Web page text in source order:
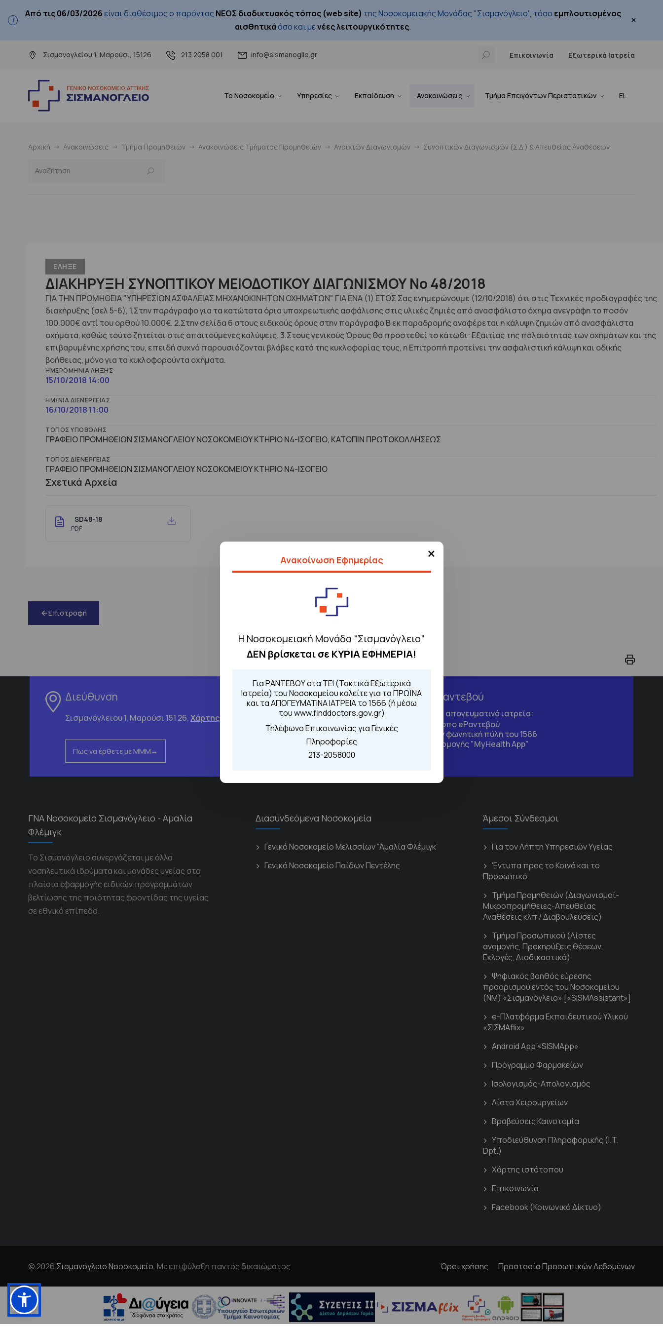
Από τις 06/03/2026 είναι διαθέσιμος ο παρόντας ΝΕΟΣ διαδικτυακός τόπος (web site) της Νοσοκομειακής Μονάδας "Σισμανόγλειο", τόσο εμπλουτισμένος
αισθητικάόσο και μενέες λειτουργικότητες. ×
Σισμανογλείου 1, Μαρούσι, 15126 213 2058 001 info@sismanoglio.gr Επικοινωνία Εξωτερικά Ιατρεία
Το Νοσοκομείο Υπηρεσίες Εκπαίδευση Ανακοινώσεις Τμήμα Επειγόντων Περιστατικών EL
×
Ανακοίνωση Εφημερίας
Η Νοσοκομειακή Μονάδα “Σισμανόγλειο”
ΔΕΝ βρίσκεται σε ΚΥΡΙΑ ΕΦΗΜΕΡΙΑ!
Για ΡΑΝΤΕΒΟΥ στα ΤΕΙ (Τακτικά Εξωτερικά
Ιατρεία) του Νοσοκομείου καλείτε για τα ΠΡΩΪΝΑ
και τα ΑΠΟΓΕΥΜΑΤΙΝΑ ΙΑΤΡΕΙΑ το 1566 (ή μέσω
του www.finddoctors.gov.gr)
Τηλέφωνο Επικοινωνίας για Γενικές
Πληροφορίες
213-2058000
Αρχική Ανακοινώσεις Τμήμα Προμηθειών Ανακοινώσεις Τμήματος Προμηθειών Ανοιχτών Διαγωνισμών Συνοπτικών Διαγωνισμών (Σ.Δ.) & Απευθείας Αναθέσεων
ΕΛΗΞΕ
ΔΙΑΚΗΡΥΞΗ ΣΥΝΟΠΤΙΚΟΥ ΜΕΙΟΔΟΤΙΚΟΥ ΔΙΑΓΩΝΙΣΜΟΥ No 48/2018
ΓΙΑ ΤΗΝ ΠΡΟΜΗΘΕΙΑ "ΥΠΗΡΕΣΙΩΝ ΑΣΦΑΛΕΙΑΣ ΜΗΧΑΝΟΚΙΝΗΤΩΝ ΟΧΗΜΑΤΩΝ" ΓΙΑ ΕΝΑ (1) ΕΤΟΣ Σας ενημερώνουμε (12/10/2018) ότι στις Τεχνικές προδιαγραφές της
διακήρυξης (σελ 5-6), 1.Στην παράγραφο για τα κατώτατα όρια υποχρεωτικής ασφάλισης στις υλικές ζημιές από ανασφάλιστο όχημα ανεγράφη το ποσόν
100.000€ αντί του ορθού 10.000€. 2.Στην σελίδα 6 στους ειδικούς όρους στην παράγραφο Β εκ παραδρομής αναφέρεται η κάλυψη ζημιών από ανασφάλιστα
οχήματα, καθώς τούτο ζητείται στις απαιτούμενες καλύψεις. 3.Στους γενικούς Όρους θα προστεθεί το κάτωθι: Εξαιτίας της παλαιότητας των οχημάτων και της
επιβαρυμένης χρήσης του, επειδή συχνά παρουσιάζονται βλάβες κατά της κυκλοφορίας τους, η Επιτροπή προτείνει την ασφαλιστική κάλυψη και οδικής
βοήθειας, μόνο για τα κυκλοφορούντα οχήματα.
ΗΜΕΡΟΜΗΝΊΑ ΛΉΞΗΣ
15/10/2018 14:00
ΗΜ/ΝΊΑ ΔΙΕΝΈΡΓΕΙΑΣ
16/10/2018 11:00
ΤΌΠΟΣ ΥΠΟΒΟΛΉΣ
ΓΡΑΦΕΙΟ ΠΡΟΜΗΘΕΙΩΝ ΣΙΣΜΑΝΟΓΛΕΙΟΥ ΝΟΣΟΚΟΜΕΙΟΥ ΚΤΗΡΙΟ Ν4-ΙΣΟΓΕΙΟ, ΚΑΤΟΠΙΝ ΠΡΩΤΟΚΟΛΛΗΣΕΩΣ
ΤΌΠΟΣ ΔΙΕΝΈΡΓΕΙΑΣ
ΓΡΑΦΕΙΟ ΠΡΟΜΗΘΕΙΩΝ ΣΙΣΜΑΝΟΓΛΕΙΟΥ ΝΟΣΟΚΟΜΕΙΟΥ ΚΤHΡΙΟ Ν4-ΙΣΟΓΕΙΟ
Σχετικά Αρχεία
SD48-18
.PDF
Επιστροφή
Διεύθυνση
Σισμανόγλειου 1, Μαρούσι 151 26,Χάρτης Περιοχής
Πως να έρθετε με ΜΜΜ
Τηλέφωνα για Ραντεβού
Για τα πρωινά και τα απογευματινά ιατρεία:
Από τον ιστότοποeΡαντεβού
Καλώντας στην φωνητική πύλη του 1566
Μέσω της εφαρμογής "MyHealth App"
ΓΝΑ Νοσοκομείο Σισμανόγλειο - Αμαλία
Φλέμιγκ
Το Σισμανόγλειο συνεργάζεται με άλλα
νοσηλευτικά ιδρύματα και μονάδες υγείας στα
πλαίσια εφαρμογής ειδικών προγραμμάτων
βελτίωσης της ποιότητας φροντίδας της υγείας
σε εθνικό επίπεδο.
Διασυνδεόμενα Νοσοκομεία
Γενικό Νοσοκομείο Μελισσίων “Άμαλία Φλέμιγκ”
Γενικό Νοσοκομείο Παίδων Πεντέλης
Άμεσοι Σύνδεσμοι
Για τον Λήπτη Υπηρεσιών Υγείας
'Εντυπα προς το Κοινό και το
Προσωπικό
Τμήμα Προμηθειών (Διαγωνισμοί-
Μικροπρομήθειες-Απευθείας
Αναθέσεις κλπ / Διαβουλεύσεις)
Τμήμα Προσωπικού (Λίστες
αναμονής, Προκηρύξεις θέσεων,
Εκλογές, Διαδικαστικά)
Ψηφιακός βοηθός εύρεσης
προορισμού εντός του Νοσοκομείου
(ΝΜ) «Σισμανόγλειο» [«SISMAssistant»]
e-Πλατφόρμα Εκπαιδευτικού Υλικού
«ΣΙΣΜΑflix»
Android App «SISMApp»
Πρόγραμμα Φαρμακείων
Ισολογισμός-Απολογισμός
Λίστα Χειρουργείων
Βραβεύσεις Καινοτομία
Υποδιεύθυνση Πληροφορικής (I.T.
Dpt.)
Χάρτης ιστότοπου
Επικοινωνία
Facebook (Κοινωνικό Δίκτυο)
© 2026 Σισμανόγλειο Νοσοκομείο. Με επιφύλαξη παντός δικαιώματος. Όροι χρήσης Προστασία Προσωπικών Δεδομένων